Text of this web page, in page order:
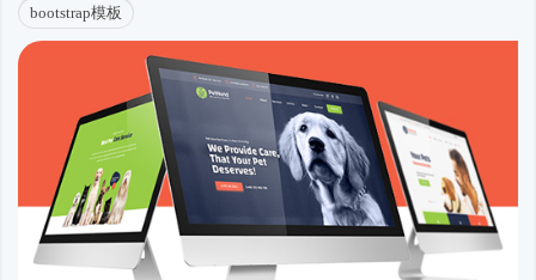
bootstrap模板